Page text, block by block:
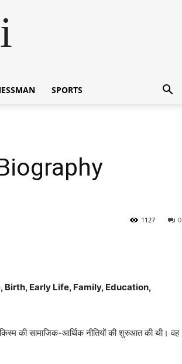
SPORTS
0
1127
Birth, Early Life, Family, Education,
की सामाजिक-आर्थिक नीतियों की शुरुआत की थी। वह